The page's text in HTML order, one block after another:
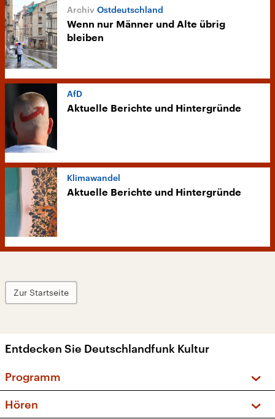
Ostdeutschland
Wenn nur Männer und Alte übrig
bleiben
AfD
Aktuelle Berichte und Hintergründe
Klimawandel
Aktuelle Berichte und Hintergründe
Zur Startseite
Entdecken Sie Deutschlandfunk Kultur
Programm
Hören